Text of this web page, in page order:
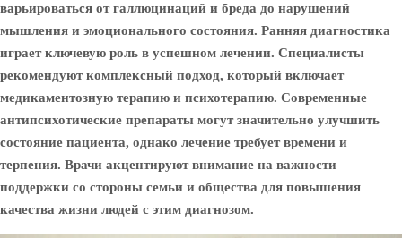
варьироваться от галлюцинаций и бреда до нарушений
мышления и эмоционального состояния. Ранняя диагностика
играет ключевую роль в успешном лечении. Специалисты
рекомендуют комплексный подход, который включает
медикаментозную терапию и психотерапию. Современные
антипсихотические препараты могут значительно улучшить
состояние пациента, однако лечение требует времени и
терпения. Врачи акцентируют внимание на важности
поддержки со стороны семьи и общества для повышения
качества жизни людей с этим диагнозом.